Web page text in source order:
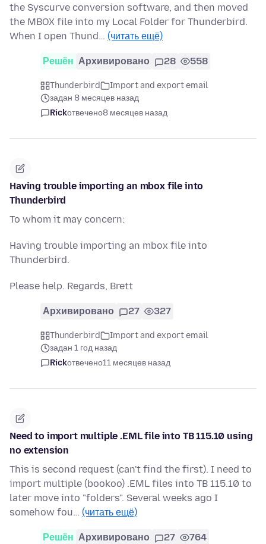
the Syscurve conversion software, and then moved
the MBOX file into my Local Folder for Thunderbird.
When I open Thund… (читать ещё)
Решён Архивировано 28 558
Thunderbird
Import and export email
задан 8 месяцев назад
Rickотвечено8 месяцев назад
Having trouble importing an mbox file into
Thunderbird
To whom it may concern:
Having trouble importing an mbox file into
Thunderbird.
Please help. Regards, Brett
Архивировано 27 327
Thunderbird
Import and export email
задан 1 год назад
Rickотвечено11 месяцев назад
Need to import multiple .EML file into TB 115.10 using
no extension
This is second request (can't find the first). I need to
import multiple (bookoo) .EML files into TB 115.10 to
later move into "folders". Several weeks ago I
somehow fou… (читать ещё)
Решён Архивировано 27 764